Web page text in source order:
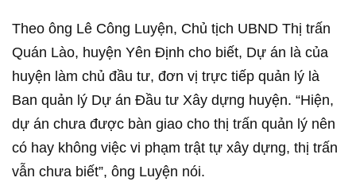
Theo ông Lê Công Luyện, Chủ tịch UBND Thị trấn
Quán Lào, huyện Yên Định cho biết, Dự án là của
huyện làm chủ đầu tư, đơn vị trực tiếp quản lý là
Ban quản lý Dự án Đầu tư Xây dựng huyện. “Hiện,
dự án chưa được bàn giao cho thị trấn quản lý nên
có hay không việc vi phạm trật tự xây dựng, thị trấn
vẫn chưa biết”, ông Luyện nói.